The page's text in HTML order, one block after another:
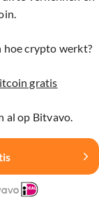
crypto werkt?
gratis
al op Bitvavo.